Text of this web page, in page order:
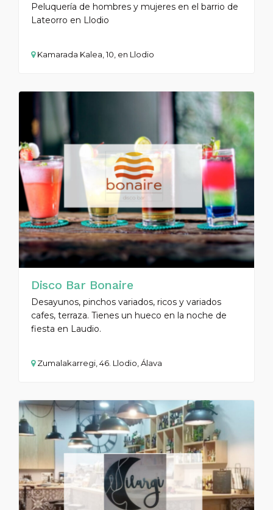
Peluquería de hombres y mujeres en el barrio de
Lateorro en Llodio
Kamarada Kalea, 10, en Llodio
Disco Bar Bonaire
Desayunos, pinchos variados, ricos y variados
cafes, terraza. Tienes un hueco en la noche de
fiesta en Laudio.
Zumalakarregi, 46. Llodio, Álava